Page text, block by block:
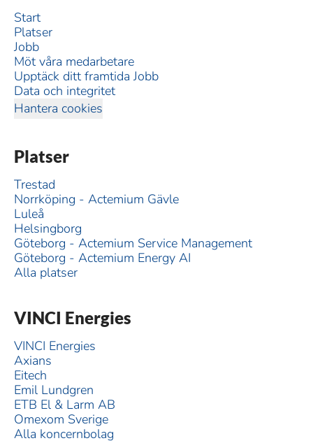
Start
Platser
Jobb
Möt våra medarbetare
Upptäck ditt framtida Jobb
Data och integritet
Hantera cookies
Platser
Trestad
Norrköping - Actemium Gävle
Luleå
Helsingborg
Göteborg - Actemium Service Management
Göteborg - Actemium Energy AI
Alla platser
VINCI Energies
VINCI Energies
Axians
Eitech
Emil Lundgren
ETB El & Larm AB
Omexom Sverige
Alla koncernbolag